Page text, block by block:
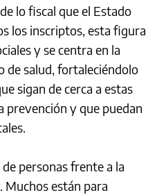
lo fiscal que el Estado
los inscriptos, esta figura
y se centra en la
de salud, fortaleciéndolo
sigan de cerca a estas
prevención y que puedan
personas frente a la
Muchos están para